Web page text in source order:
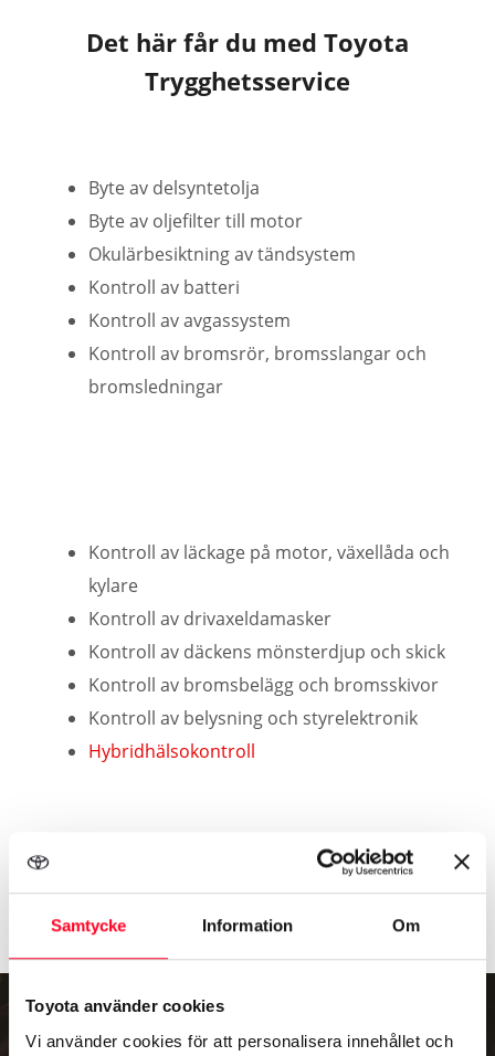
Samtycke Information Om
Toyota använder cookies
Vi använder cookies för att personalisera innehållet och
Det här får du med Toyota
Trygghetsservice
Byte av delsyntetolja
Byte av oljefilter till motor
Okulärbesiktning av tändsystem
Kontroll av batteri
Kontroll av avgassystem
Kontroll av bromsrör, bromsslangar och
bromsledningar
Kontroll av läckage på motor, växellåda och
kylare
Kontroll av drivaxeldamasker
Kontroll av däckens mönsterdjup och skick
Kontroll av bromsbelägg och bromsskivor
Kontroll av belysning och styrelektronik
Hybridhälsokontroll
Allt detta till ett förmånligt pris från2.595 kroch med
vägassistansförsäkring utan extra kostnad!